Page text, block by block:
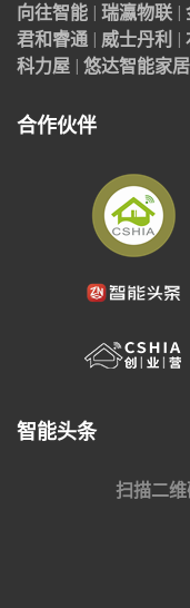
向往智能 | 瑞瀛物联 |
君和睿通 | 威士丹利 |
科力屋 | 悠达智能家居
合作伙伴
智能头条
扫描二